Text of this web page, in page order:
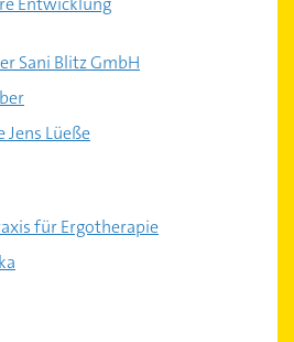
Sani Blitz GmbH
Jens Lüeße
für Ergotherapie